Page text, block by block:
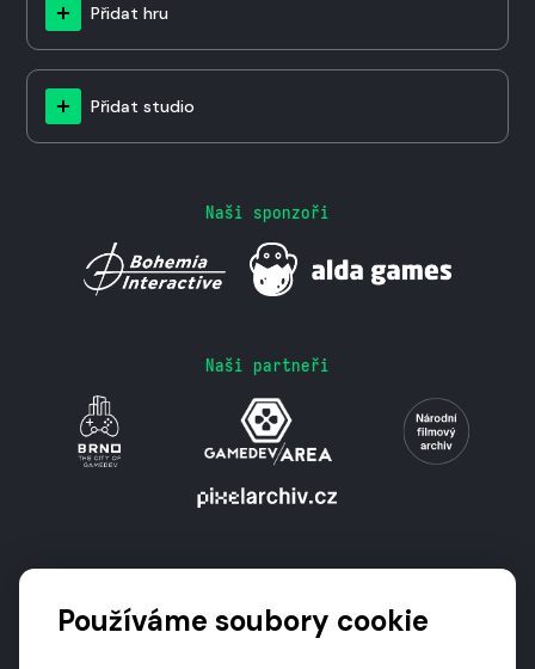
Přidat hru
Přidat studio
Naši sponzoři
Naši partneři
Používáme soubory cookie